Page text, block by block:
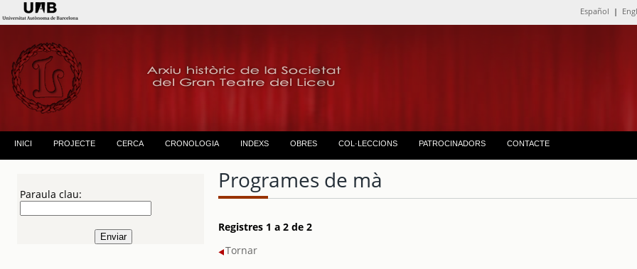
Español |
INICI PROJECTE CERCA CRONOLOGIA INDEXS OBRES COL·LECCIONS PATROCINADORS CONTACTE
Paraula clau:
Programes de mà
Registres 1 a 2 de 2
Tornar